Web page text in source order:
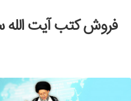
Skip
to
Skip
to
فروش کتب آیت
خانه